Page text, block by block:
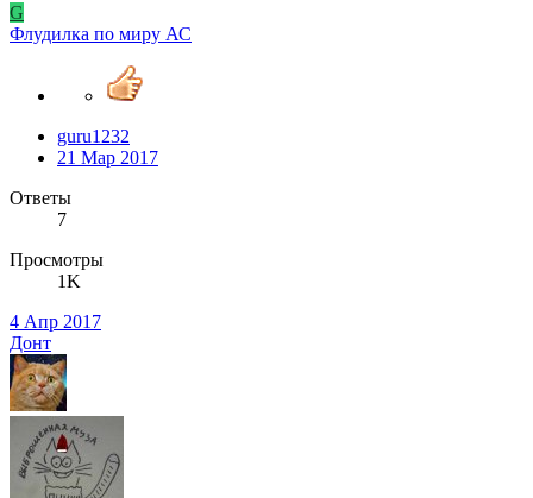
G
Флудилка по миру АС
guru1232
21 Мар 2017
Ответы
7
Просмотры
1K
4 Апр 2017
Донт